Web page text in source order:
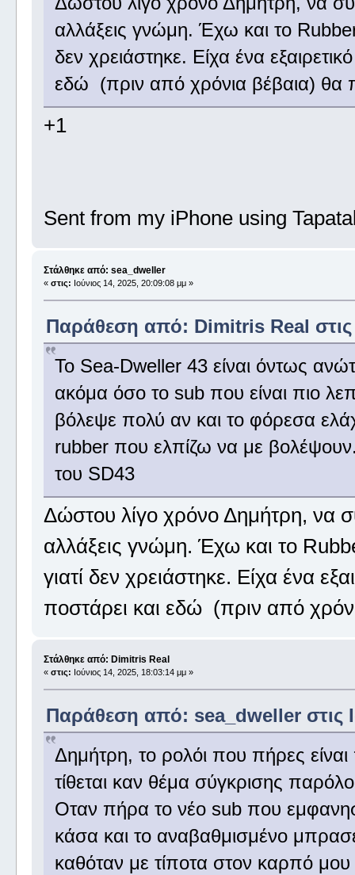
αλλάξεις γνώμη. Έχω και το
δεν χρειάστηκε. Είχα ένα
εδώ (πριν από χρόνια βέβαια)
+1
Sent from my iPhone using
Στάλθηκε από: sea_dweller
« στις: Ιούνιος 14, 2025, 20:09:08 μμ »
Παράθεση από: Dimitris Real στις
Το Sea-Dweller 43 είναι όντως
ακόμα όσο το sub που είναι πιο
βόλεψε πολύ αν και το φόρεσα
rubber που ελπίζω να με
του SD43
Δώστου λίγο χρόνο Δημήτρη, να
αλλάξεις γνώμη. Έχω και το
γιατί δεν χρειάστηκε. Είχα ένα
ποστάρει και εδώ (πριν από
Στάλθηκε από: Dimitris Real
« στις: Ιούνιος 14, 2025, 18:03:14 μμ »
Παράθεση από: sea_dweller στις
Δημήτρη, το ρολόι που πήρες
τίθεται καν θέμα σύγκρισης
Οταν πήρα το νέο sub που
κάσα και το αναβαθμισμένο
καθόταν με τίποτα στον καρπό μου